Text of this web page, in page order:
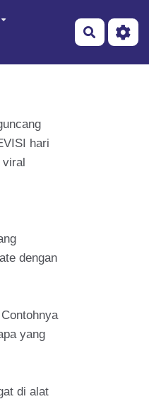
hari
viral
dengan
yang
di alat